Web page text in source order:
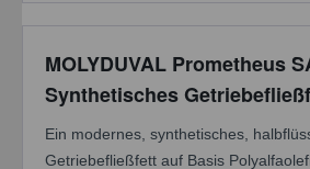
MOLYDUVAL Prometheus
Synthetisches
Ein modernes, synthetisches,
Getriebefließfett auf Basis